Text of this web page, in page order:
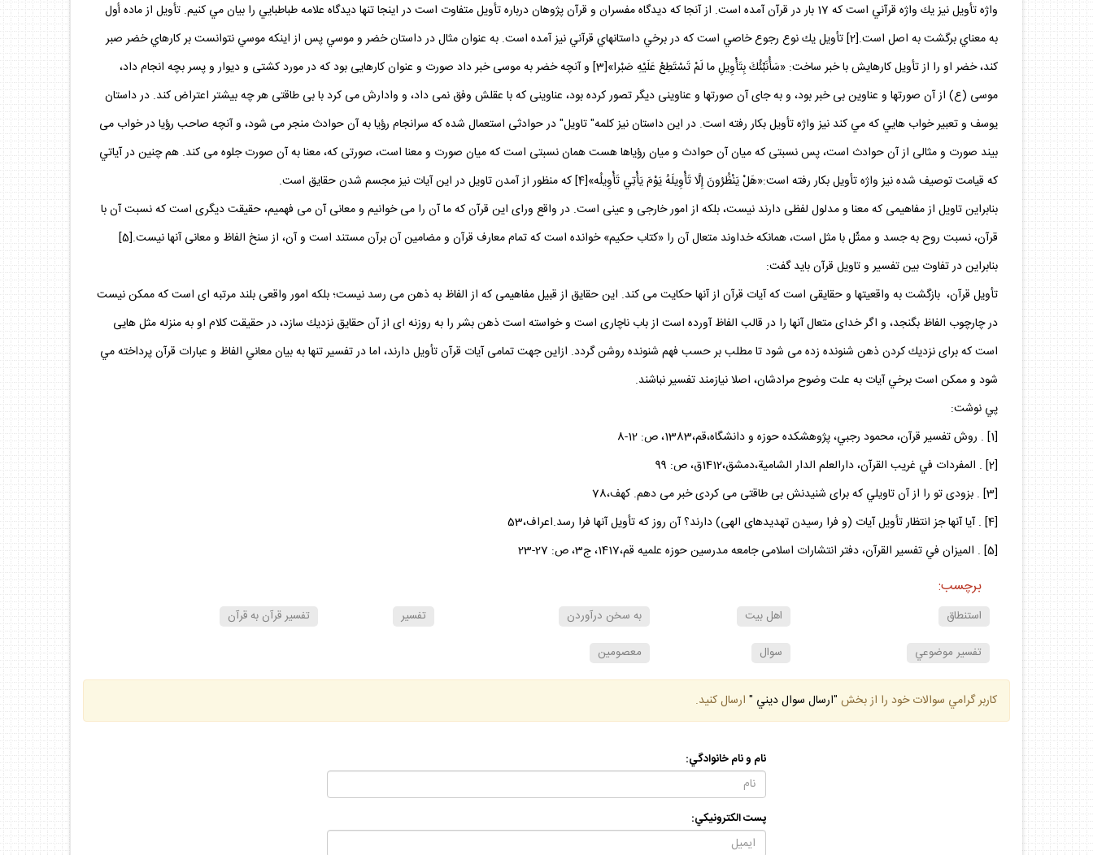
واژه تأويل نيز يك واژه قرآني است كه 17 بار در قرآن آمده است. از آنجا كه ديدگاه مفسران و قرآن پژوهان درباره تأويل متفاوت است در اينجا تنها ديدگاه علامه طباطبايي را بيان مي كنيم. تأويل از ماده أول
به معناي برگشت به اصل است.[2] تأويل يك نوع رجوع خاصي است كه در برخي داستانهاي قرآني نيز آمده است. به عنوان مثال در داستان خضر و موسي پس از اينكه موسي نتوانست بر كارهاي خضر صبر
كند، خضر او را از تأويل كارهايش با خبر ساخت: «سَأُنَبِّئُكَ بِتَأْوِيلِ ما لَمْ تَسْتَطِعْ عَلَيْهِ صَبْرا»[3] و آنچه خضر به موسى خبر داد صورت و عنوان كارهايى بود كه در مورد كشتى و ديوار و پسر بچه انجام داد،
موسى (ع) از آن صورتها و عناوين بى ‏خبر بود، و به جاى آن صورتها و عناوينى ديگر تصور كرده بود، عناوينى كه با عقلش وفق نمى‏ داد، و وادارش مى ‏كرد با بى طاقتى هر چه بيشتر اعتراض كند. در داستان
يوسف و تعبير خواب هايي كه مي كند نيز واژه تأويل بكار رفته است. در اين داستان نيز كلمه" تاويل" در حوادثى استعمال شده كه سرانجام رؤيا به آن حوادث منجر مى‏ شود، و آنچه صاحب رؤيا در خواب مى
‏بيند صورت و مثالى از آن حوادث است، پس نسبتى كه ميان آن حوادث و ميان رؤياها هست همان نسبتى است كه ميان صورت و معنا است، صورتى كه، معنا به آن صورت جلوه مى ‏كند. هم چنين در آياتي
كه قيامت توصيف شده نيز واژه تأويل بكار رفته است:«هَلْ يَنْظُرُونَ إِلَّا تَأْوِيلَهُ يَوْمَ يَأْتِي تَأْوِيلُه»[4] كه منظور از آمدن تاويل در اين آيات نيز مجسم شدن حقايق است.
بنابراين تاويل از مفاهيمى كه معنا و مدلول لفظى دارند نيست، بلكه از امور خارجى و عينى است. در واقع وراى اين قرآن كه ما آن را مى‏ خوانيم و معانى آن مى‏ فهميم، حقيقت ديگرى است كه نسبت آن با
قرآن، نسبت ‏روح به جسد و ممثّل با مثل است، همان‏كه خداوند متعال آن را «كتاب حكيم» خوانده است كه تمام معارف قرآن و مضامين آن برآن مستند است و آن، از سنخ الفاظ و معانى آنها نيست.[5]
بنابراين در تفاوت بين تفسير و تاويل قرآن بايد گفت:
تأويل قرآن، بازگشت به واقعيت‏ها و حقايقى است كه آيات قرآن از آنها حكايت مى ‏كند. اين حقايق از قبيل مفاهيمى كه از الفاظ به ذهن مى‏ رسد نيست؛ بلكه امور واقعى بلند مرتبه‏ اى است كه ممكن نيست
در چارچوب الفاظ بگنجد، و اگر خداى متعال آنها را در قالب الفاظ آورده است از باب ناچارى است و خواسته است ذهن بشر را به روزنه‏ اى از آن حقايق نزديك سازد، در حقيقت كلام او به منزله مثل‏ هايى
است كه براى نزديك كردن ذهن شنونده زده مى‏ شود تا مطلب بر حسب فهم شنونده روشن‏ گردد. ازاين جهت تمامى آيات قرآن تأويل دارند، اما در تفسير تنها به بيان معاني الفاظ و عبارات قرآن پرداخته مي
شود و ممكن است برخي آيات به علت وضوح مرادشان، اصلا نيازمند تفسير نباشند.
پي نوشت:
[1] . روش تفسير قرآن، محمود رجبي، پژوهشكده حوزه و دانشگاه‏،قم،1383، ص: 12-8
[2] . المفردات في غريب القرآن، دارالعلم الدار الشامية،دمشق،1412ق، ص: 99
[3] . بزودى تو را از آن تاويلي كه براى شنيدنش بى‏ طاقتى مى‏ كردى خبر مى‏ دهم. كهف،78
[4] . آيا آنها جز انتظار تأويل آيات (و فرا رسيدن تهديدهاى الهى) دارند؟ آن روز كه تأويل آنها فرا رسد.اعراف،53
[5] . الميزان في تفسير القرآن، دفتر انتشارات اسلامى جامعه‏ مدرسين حوزه علميه قم،1417، ج‏3، ص: 27-23
برچسب:
استنطاق اهل بيت به سخن درآوردن تفسير تفسير قرآن به قرآن
تفسير موضوعي سوال معصومين
كاربر گرامي سوالات خود را از بخش "ارسال سوال ديني " ارسال كنيد.
نام و نام خانوادگي:
پست الكترونيكي: